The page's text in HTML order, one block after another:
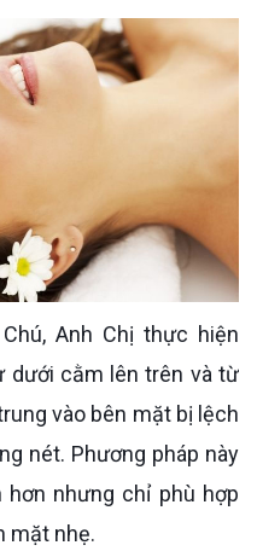
dưới cằm lên trên và từ
vào bên mặt bị lệch
nét. Phương pháp này
nhưng chỉ phù hợp
mặt nhẹ.